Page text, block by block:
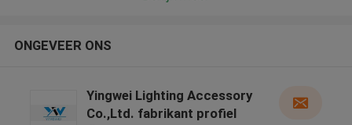
ONGEVEER ONS
Yingwei Lighting Accessory
Co.,Ltd. fabrikant profiel